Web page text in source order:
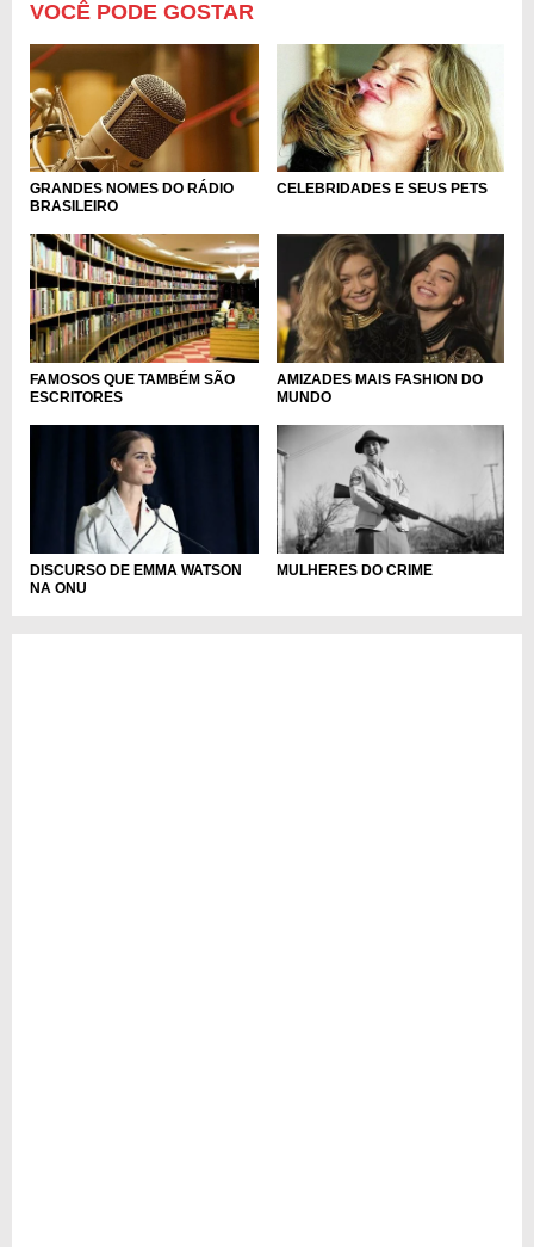
VOCÊ PODE GOSTAR
GRANDES NOMES DO RÁDIO
BRASILEIRO
CELEBRIDADES E SEUS PETS
FAMOSOS QUE TAMBÉM SÃO
ESCRITORES
AMIZADES MAIS FASHION DO
MUNDO
DISCURSO DE EMMA WATSON
NA ONU
MULHERES DO CRIME